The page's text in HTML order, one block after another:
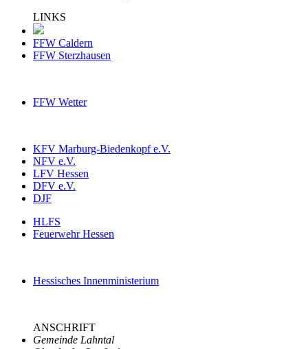
LINKS
FFW Caldern
FFW Sterzhausen
FFW Wetter
KFV Marburg-Biedenkopf e.V.
NFV e.V.
LFV Hessen
DFV e.V.
DJF
HLFS
Feuerwehr Hessen
Hessisches Innenministerium
ANSCHRIFT
Gemeinde Lahntal